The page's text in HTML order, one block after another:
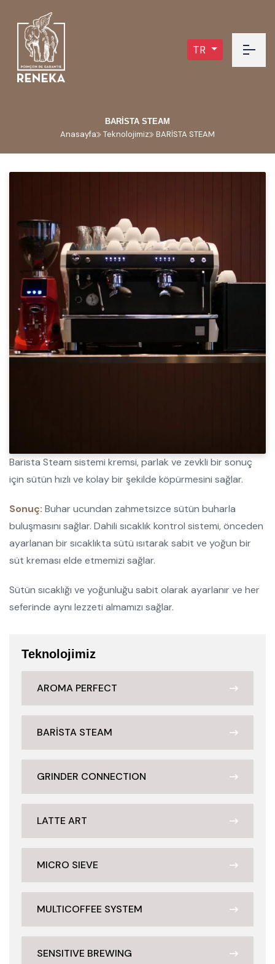
TR
BARİSTA STEAM
Anasayfa Teknolojimiz BARİSTA STEAM
Barista Steam sistemi kremsi, parlak ve zevkli bir sonuç
için sütün hızlı ve kolay bir şekilde köpürmesini sağlar.
Sonuç: Buhar ucundan zahmetsizce sütün buharla
buluşmasını sağlar. Dahili sıcaklık kontrol sistemi, önceden
ayarlanan bir sıcaklıkta sütü ısıtarak sabit ve yoğun bir
süt kreması elde etmemizi sağlar.
Sütün sıcaklığı ve yoğunluğu sabit olarak ayarlanır ve her
seferinde aynı lezzeti almamızı sağlar.
Teknolojimiz
AROMA PERFECT
BARİSTA STEAM
GRINDER CONNECTION
LATTE ART
MICRO SIEVE
MULTICOFFEE SYSTEM
SENSITIVE BREWING